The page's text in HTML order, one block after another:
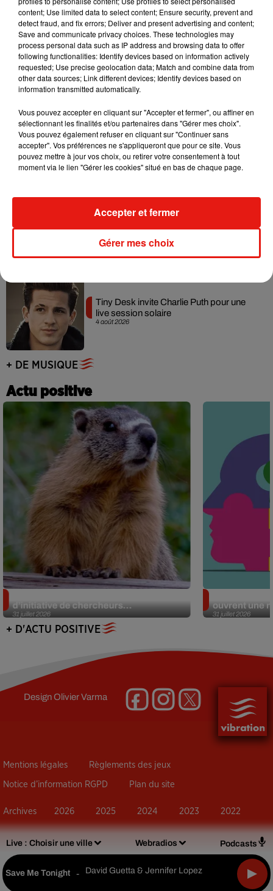
Live : Choisir une ville Webradios Podcasts
Save Me Tonight - David Guetta & Jennifer Lopez
7 août 2026
Tayc et Didi B dévoilent le single le plus
dansant de l’année
7 août 2026
Angèle et Amélie Lens dévoilent leur
collaboration tant attendue
5 août 2026
Benny Blanco invite Selena Gomez et
Becky G sur son nouveau single
4 août 2026
Tiny Desk invite Charlie Puth pour une
live session solaire
+ DE MUSIQUE
Actu positive
31 juillet 2026
d’initiative de chercheurs...
31 juillet 2026
ouvrent une
+ D'ACTU POSITIVE
DesignOlivier Varma
Mentions légales Règlements des jeux
Notice d’information RGPD Plan du site
Archives 2026 2025 2024 2023 2022
content; Use limited data to select content; Ensure security, prevent and
detect fraud, and fix errors; Deliver and present advertising and content;
Save and communicate privacy choices. These technologies may
process personal data such as IP address and browsing data to offer
following functionalities: Identify devices based on information actively
requested; Use precise geolocation data; Match and combine data from
other data sources; Link different devices; Identify devices based on
information transmitted automatically.
Vous pouvez accepter en cliquant sur "Accepter et fermer", ou affiner en
sélectionnant les finalités et/ou partenaires dans "Gérer mes choix".
Vous pouvez également refuser en cliquant sur "Continuer sans
accepter". Vos préférences ne s'appliqueront que pour ce site. Vous
pouvez mettre à jour vos choix, ou retirer votre consentement à tout
moment via le lien "Gérer les cookies" situé en bas de chaque page.
Gérer mes choix
Accepter et fermer